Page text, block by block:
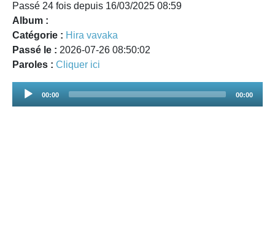
Passé 24 fois depuis 16/03/2025 08:59
Album :
Catégorie : Hira vavaka
Passé le : 2026-07-26 08:50:02
Paroles : Cliquer ici
Audio
00:00 00:00